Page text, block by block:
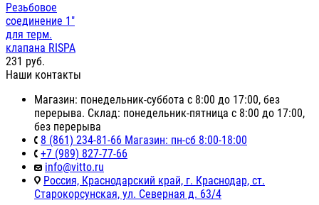
Резьбовое
соединение 1"
для терм.
клапана RISPA
231 руб.
Наши контакты
Магазин: понедельник-суббота с 8:00 до 17:00, без
перерыва. Склад: понедельник-пятница с 8:00 до 17:00,
без перерыва
8 (861) 234-81-66 Магазин: пн-сб 8:00-18:00
+7 (989) 827-77-66
info@vitto.ru
Россия, Краснодарский край, г. Краснодар, ст.
Старокорсунская, ул. Северная д. 63/4